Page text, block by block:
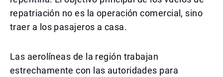
repatriación no es la operación comercial, sino
traer a los pasajeros a casa.
Las aerolíneas de la región trabajan
estrechamente con las autoridades para